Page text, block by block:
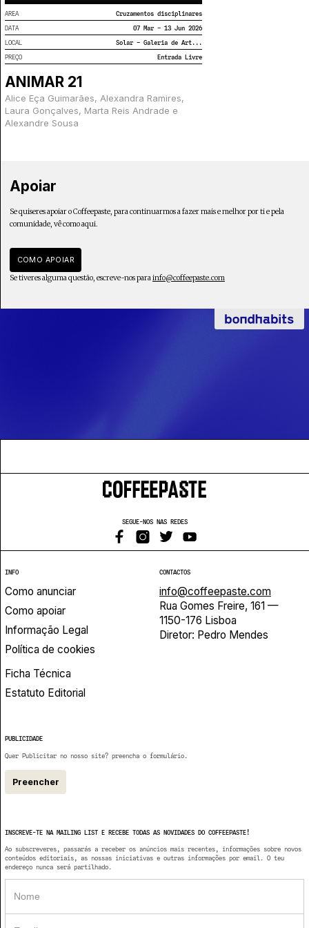
AREA
Cruzamentos disciplinares
DATA
07 Mar – 13 Jun 2026
LOCAL
Solar – Galeria de Art...
PREÇO
Entrada Livre
ANIMAR 21
Alice Eça Guimarães, Alexandra Ramires,
Laura Gonçalves, Marta Reis Andrade e
Alexandre Sousa
Apoiar
Se quiseres apoiar o Coffeepaste, para continuarmos a fazer mais e melhor por ti e pela
comunidade, vê como aqui.
COMO APOIAR
Se tiveres alguma questão, escreve-nos parainfo@coffeepaste.com
SEGUE-NOS NAS REDES
INFO
Como anunciar
Como apoiar
Informação Legal
Política de cookies
Ficha Técnica
Estatuto Editorial
CONTACTOS
info@coffeepaste.com
Rua Gomes Freire, 161 —
1150-176 Lisboa
Diretor: Pedro Mendes
PUBLICIDADE
Quer Publicitar no nosso site? preencha o formulário.
Preencher
INSCREVE-TE NA MAILING LIST E RECEBE TODAS AS NOVIDADES DO COFFEEPASTE!
Ao subscreveres, passarás a receber os anúncios mais recentes, informações sobre novos
conteúdos editoriais, as nossas iniciativas e outras informações por email. O teu
endereço nunca será partilhado.